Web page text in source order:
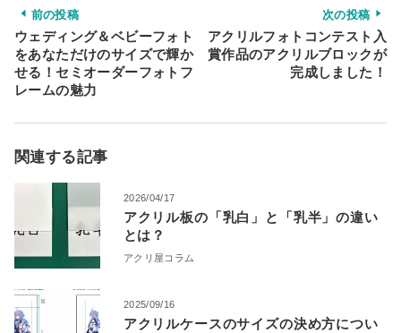
前の投稿
ウェディング＆ベビーフォト
をあなただけのサイズで輝か
せる！セミオーダーフォトフ
レームの魅力
次の投稿
アクリルフォトコンテスト入
賞作品のアクリルブロックが
完成しました！
関連する記事
2026/04/17
アクリル板の「乳白」と「乳半」の違い
とは？
アクリ屋コラム
2025/09/16
アクリルケースのサイズの決め方につい